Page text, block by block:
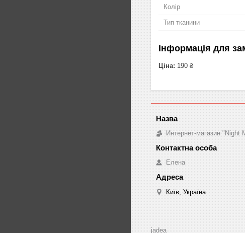
Колір
Тип тканини
Інформація для
Ціна: 190 ₴
Интернет-магазин "Night
Елена
Київ, Україна
jadea